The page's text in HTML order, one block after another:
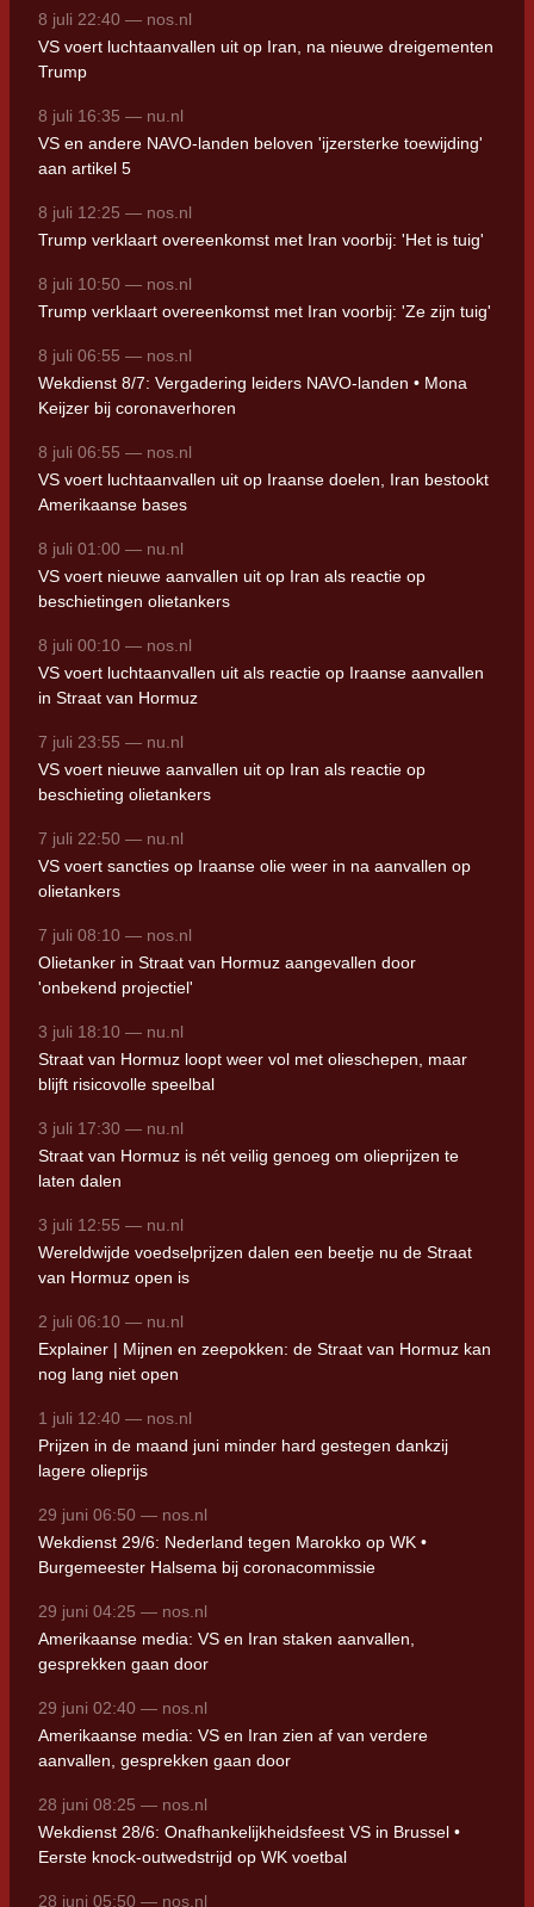
8 juli 22:40 — nos.nl
VS voert luchtaanvallen uit op Iran, na nieuwe dreigementen
Trump
8 juli 16:35 — nu.nl
VS en andere NAVO-landen beloven 'ijzersterke toewijding'
aan artikel 5
8 juli 12:25 — nos.nl
Trump verklaart overeenkomst met Iran voorbij: 'Het is tuig'
8 juli 10:50 — nos.nl
Trump verklaart overeenkomst met Iran voorbij: 'Ze zijn tuig'
8 juli 06:55 — nos.nl
Wekdienst 8/7: Vergadering leiders NAVO-landen • Mona
Keijzer bij coronaverhoren
8 juli 06:55 — nos.nl
VS voert luchtaanvallen uit op Iraanse doelen, Iran bestookt
Amerikaanse bases
8 juli 01:00 — nu.nl
VS voert nieuwe aanvallen uit op Iran als reactie op
beschietingen olietankers
8 juli 00:10 — nos.nl
VS voert luchtaanvallen uit als reactie op Iraanse aanvallen
in Straat van Hormuz
7 juli 23:55 — nu.nl
VS voert nieuwe aanvallen uit op Iran als reactie op
beschieting olietankers
7 juli 22:50 — nu.nl
VS voert sancties op Iraanse olie weer in na aanvallen op
olietankers
7 juli 08:10 — nos.nl
Olietanker in Straat van Hormuz aangevallen door
'onbekend projectiel'
3 juli 18:10 — nu.nl
Straat van Hormuz loopt weer vol met olieschepen, maar
blijft risicovolle speelbal
3 juli 17:30 — nu.nl
Straat van Hormuz is nét veilig genoeg om olieprijzen te
laten dalen
3 juli 12:55 — nu.nl
Wereldwijde voedselprijzen dalen een beetje nu de Straat
van Hormuz open is
2 juli 06:10 — nu.nl
Explainer | Mijnen en zeepokken: de Straat van Hormuz kan
nog lang niet open
1 juli 12:40 — nos.nl
Prijzen in de maand juni minder hard gestegen dankzij
lagere olieprijs
29 juni 06:50 — nos.nl
Wekdienst 29/6: Nederland tegen Marokko op WK •
Burgemeester Halsema bij coronacommissie
29 juni 04:25 — nos.nl
Amerikaanse media: VS en Iran staken aanvallen,
gesprekken gaan door
29 juni 02:40 — nos.nl
Amerikaanse media: VS en Iran zien af van verdere
aanvallen, gesprekken gaan door
28 juni 08:25 — nos.nl
Wekdienst 28/6: Onafhankelijkheidsfeest VS in Brussel •
Eerste knock-outwedstrijd op WK voetbal
28 juni 05:50 — nos.nl